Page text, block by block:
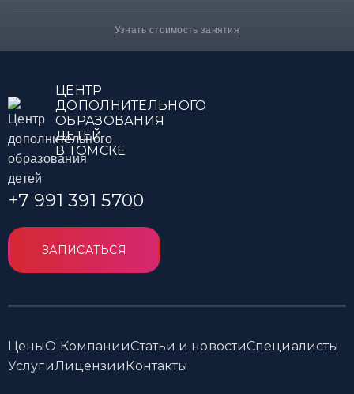
Узнать стоимость занятия
ЦЕНТР
ДОПОЛНИТЕЛЬНОГО
ОБРАЗОВАНИЯ
ДЕТЕЙ
В ТОМСКЕ
+7 991 391 5700
ЗАПИСАТЬСЯ
ЦеныО КомпанииСтатьи и новостиСпециалисты
УслугиЛицензииКонтакты